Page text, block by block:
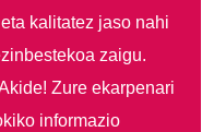
kalitatez jaso nahi
zaigu.
Zure ekarpenari
informazio